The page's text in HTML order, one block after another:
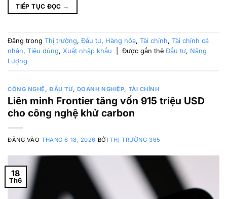
TIẾP TỤC ĐỌC →
Đăng trong Thị trường, Đầu tư, Hàng hóa, Tài chính, Tài chính cá
nhân, Tiêu dùng, Xuất nhập khẩu Được gắn thẻ Đầu tư, Năng
Lượng
CÔNG NGHỆ,ĐẦU TƯ, DOANH NGHIỆP, TÀI CHÍNH
Liên minh Frontier tăng vốn 915 triệu USD
cho công nghệ khử carbon
ĐĂNG VÀOTHÁNG 6 18, 2026 BỞI THỊ TRƯỜNG 365
18
Th6